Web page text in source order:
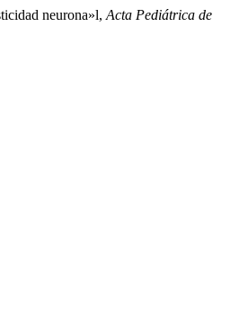
neurona»l, Acta Pediátrica de